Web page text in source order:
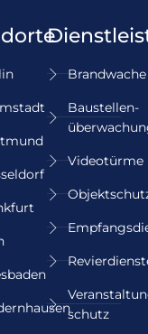
Brandwache
Baustellen­
Videotürme
schutz